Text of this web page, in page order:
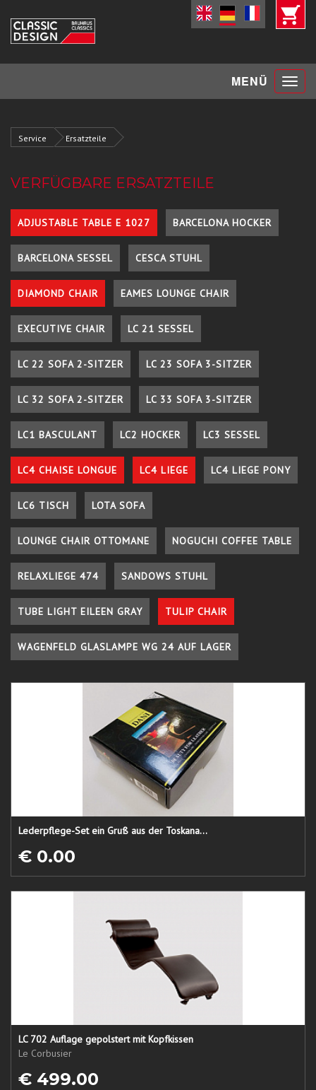
MENÜ Toggle
Service Ersatzteile
VERFÜGBARE ERSATZTEILE
ADJUSTABLE TABLE E 1027 BARCELONA HOCKER
BARCELONA SESSEL CESCA STUHL
DIAMOND CHAIR EAMES LOUNGE CHAIR
EXECUTIVE CHAIR LC 21 SESSEL
LC 22 SOFA 2-SITZER LC 23 SOFA 3-SITZER
LC 32 SOFA 2-SITZER LC 33 SOFA 3-SITZER
LC1 BASCULANT LC2 HOCKER LC3 SESSEL
LC4 CHAISE LONGUE LC4 LIEGE LC4 LIEGE PONY
LC6 TISCH LOTA SOFA
LOUNGE CHAIR OTTOMANE NOGUCHI COFFEE TABLE
RELAXLIEGE 474 SANDOWS STUHL
TUBE LIGHT EILEEN GRAY TULIP CHAIR
WAGENFELD GLASLAMPE WG 24 AUF LAGER
Lederpflege-Set ein Gruß aus der Toskana...
€ 0.00
LC 702 Auflage gepolstert mit Kopfkissen
Le Corbusier
€ 499.00